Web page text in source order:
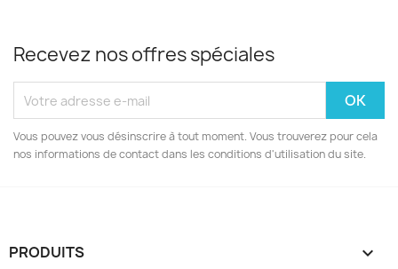
Recevez nos offres spéciales
Vous pouvez vous désinscrire à tout moment. Vous trouverez pour cela
nos informations de contact dans les conditions d'utilisation du site.
PRODUITS 